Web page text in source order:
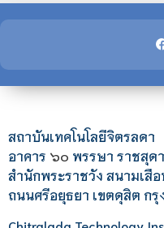
สถาบันเทคโนโลยีจิตรลดา
อาคาร ๖๐ พรรษา ราชสุด
สำนักพระราชวัง สนามเสื
ถนนศรีอยุธยา เขตดุสิต กรุ